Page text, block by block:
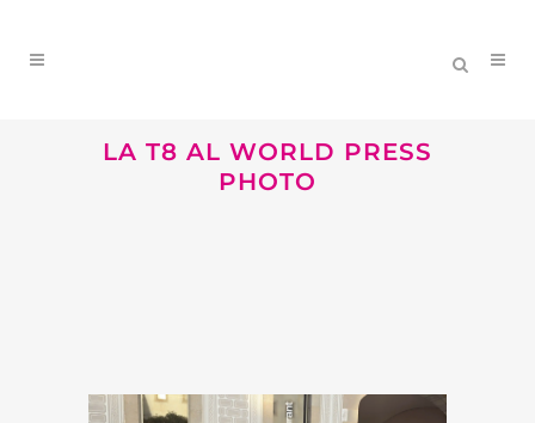
LA T8 AL WORLD PRESS
PHOTO